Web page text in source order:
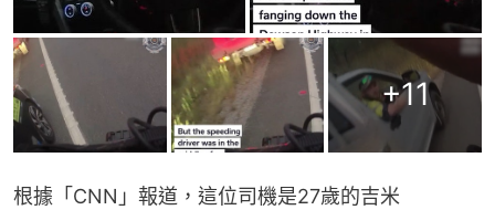
+11
根據「CNN」報道，這位司機是27歲的吉米